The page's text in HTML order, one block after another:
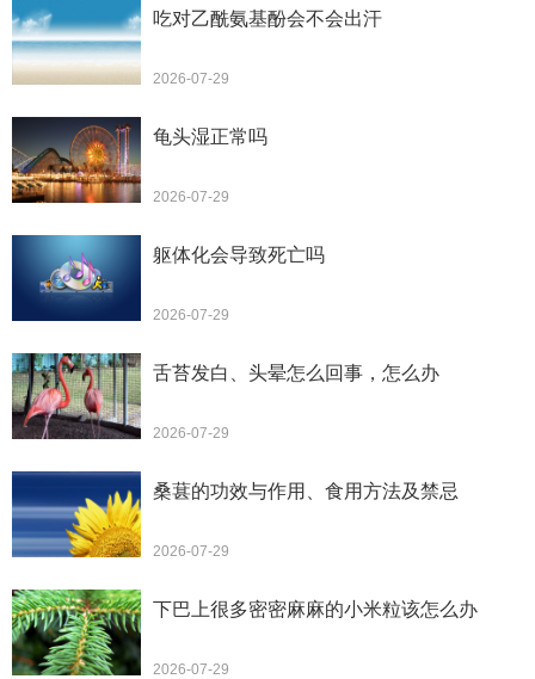
吃对乙酰氨基酚会不会出汗
2026-07-29
龟头湿正常吗
2026-07-29
躯体化会导致死亡吗
2026-07-29
舌苔发白、头晕怎么回事，怎么办
2026-07-29
桑葚的功效与作用、食用方法及禁忌
2026-07-29
下巴上很多密密麻麻的小米粒该怎么办
2026-07-29